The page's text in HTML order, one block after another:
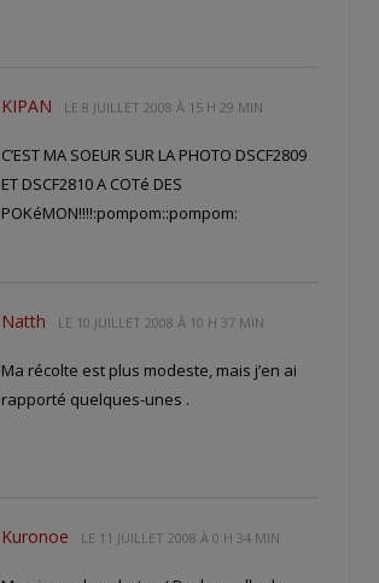
KIPAN LE 8 JUILLET 2008 À 15 H 29 MIN
C’EST MA SOEUR SUR LA PHOTO DSCF2809
ET DSCF2810 A COTé DES
POKéMON!!!!:pompom::pompom:
Natth LE 10 JUILLET 2008 À 10 H 37 MIN
Ma récolte est plus modeste, mais j’en ai
rapporté quelques-unes .
Kuronoe LE 11 JUILLET 2008 À 0 H 34 MIN